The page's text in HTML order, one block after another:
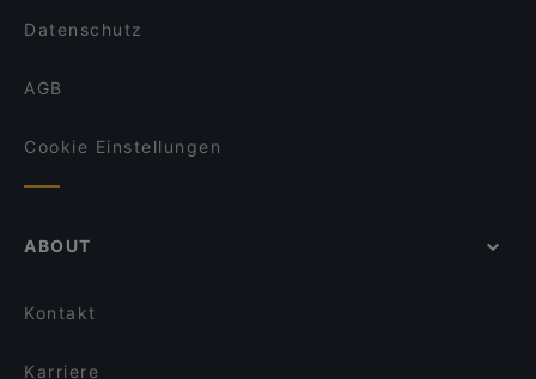
Datenschutz
AGB
Cookie Einstellungen
ABOUT
Kontakt
Karriere